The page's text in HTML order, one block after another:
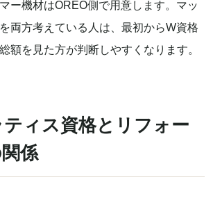
ー機材はOREO側で用意します。マッ
両方考えている人は、最初からW資格
額を見た方が判断しやすくなります。
ィス資格とリフォー
係